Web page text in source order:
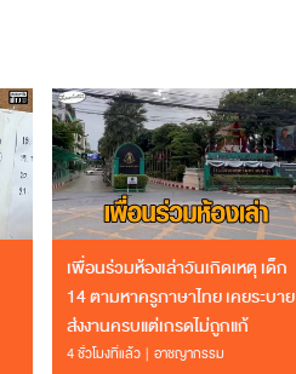
เพื่อนร่วมห้องเล่าวันเกิดเหตุ เด็ก
14 ตามหาครูภาษาไทย เคยระบาย
ส่งงานครบแต่เกรดไม่ถูกแก้
4 ชั่วโมงที่แล้ว อาชญากรรม